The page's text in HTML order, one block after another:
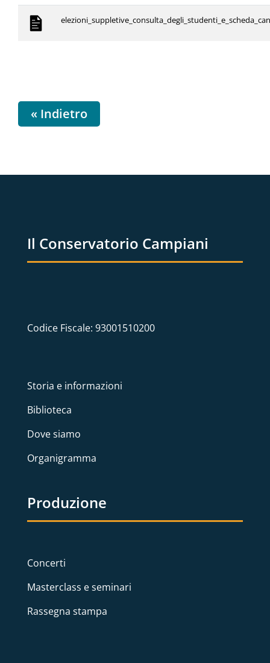
« Indietro
Il Conservatorio Campiani
Codice Fiscale: 93001510200
Storia e informazioni
Biblioteca
Dove siamo
Organigramma
Produzione
Concerti
Masterclass e seminari
Rassegna stampa